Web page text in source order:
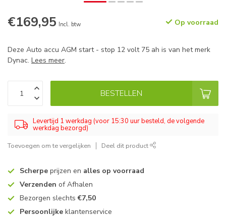
€169,95 Incl. btw Op voorraad
Deze Auto accu AGM start - stop 12 volt 75 ah is van het merk
Dynac. Lees meer.
BESTELLEN
Levertijd 1 werkdag (voor 15:30 uur besteld, de volgende
werkdag bezorgd)
Toevoegen om te vergelijken Deel dit product
Scherpe prijzen en alles op voorraad
Verzenden of Afhalen
Bezorgen slechts€7,50
Persoonlijke klantenservice